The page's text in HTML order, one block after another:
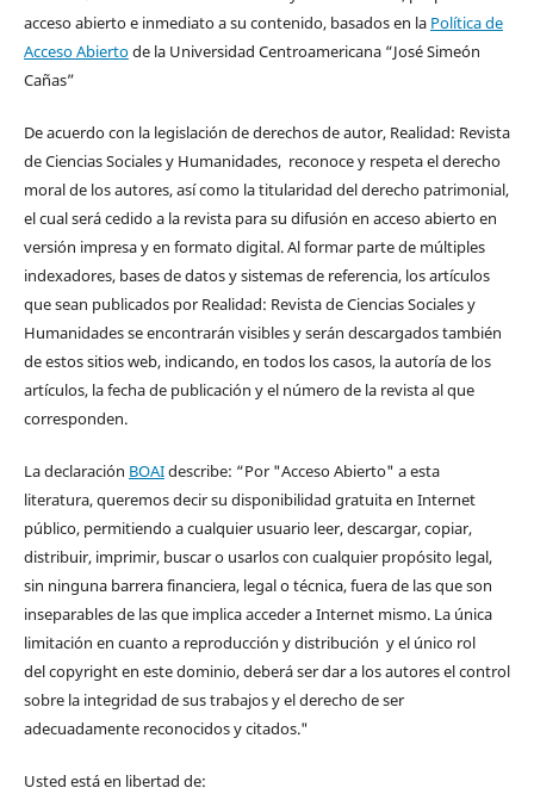
acceso abierto e inmediato a su contenido, basados en la Política de
Acceso Abiertode la Universidad Centroamericana “José Simeón
Cañas”
De acuerdo con la legislación de derechos de autor, Realidad: Revista
de Ciencias Sociales y Humanidades, reconoce y respeta el derecho
moral de los autores, así como la titularidad del derecho patrimonial,
el cual será cedido a la revista para su difusión en acceso abierto en
versión impresa y en formato digital. Al formar parte de múltiples
indexadores, bases de datos y sistemas de referencia, los artículos
que sean publicados por Realidad: Revista de Ciencias Sociales y
Humanidades se encontrarán visibles y serán descargados también
de estos sitios web, indicando, en todos los casos, la autoría de los
artículos, la fecha de publicación y el número de la revista al que
corresponden.
La declaración BOAIdescribe: “Por "Acceso Abierto" a esta
literatura, queremos decir su disponibilidad gratuita en Internet
público, permitiendo a cualquier usuario leer, descargar, copiar,
distribuir, imprimir, buscar o usarlos con cualquier propósito legal,
sin ninguna barrera financiera, legal o técnica, fuera de las que son
inseparables de las que implica acceder a Internet mismo. La única
limitación en cuanto a reproducción y distribución y el único rol
del copyright en este dominio, deberá ser dar a los autores el control
sobre la integridad de sus trabajos y el derecho de ser
adecuadamente reconocidos y citados."
Usted está en libertad de: